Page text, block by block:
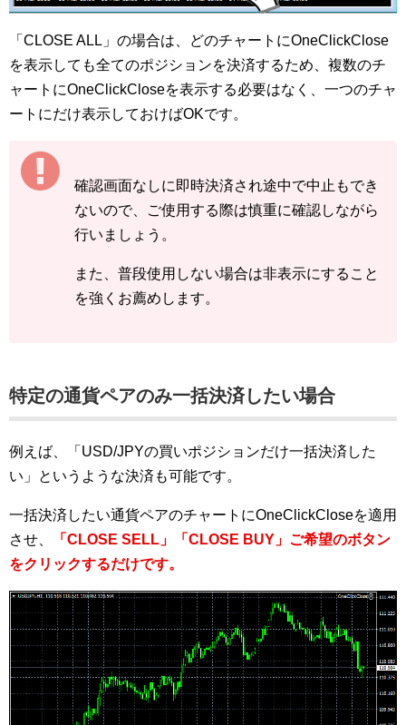
「CLOSE ALL」の場合は、どのチャートにOneClickClose
を表示しても全てのポジションを決済するため、複数のチ
ャートにOneClickCloseを表示する必要はなく、一つのチャ
ートにだけ表示しておけばOKです。
確認画面なしに即時決済され途中で中止もでき
ないので、ご使用する際は慎重に確認しながら
行いましょう。
また、普段使用しない場合は非表示にすること
を強くお薦めします。
特定の通貨ペアのみ一括決済したい場合
例えば、「USD/JPYの買いポジションだけ一括決済した
い」というような決済も可能です。
一括決済したい通貨ペアのチャートにOneClickCloseを適用
させ、
「CLOSE SELL」「CLOSE BUY」ご希望のボタン
をクリックするだけです。